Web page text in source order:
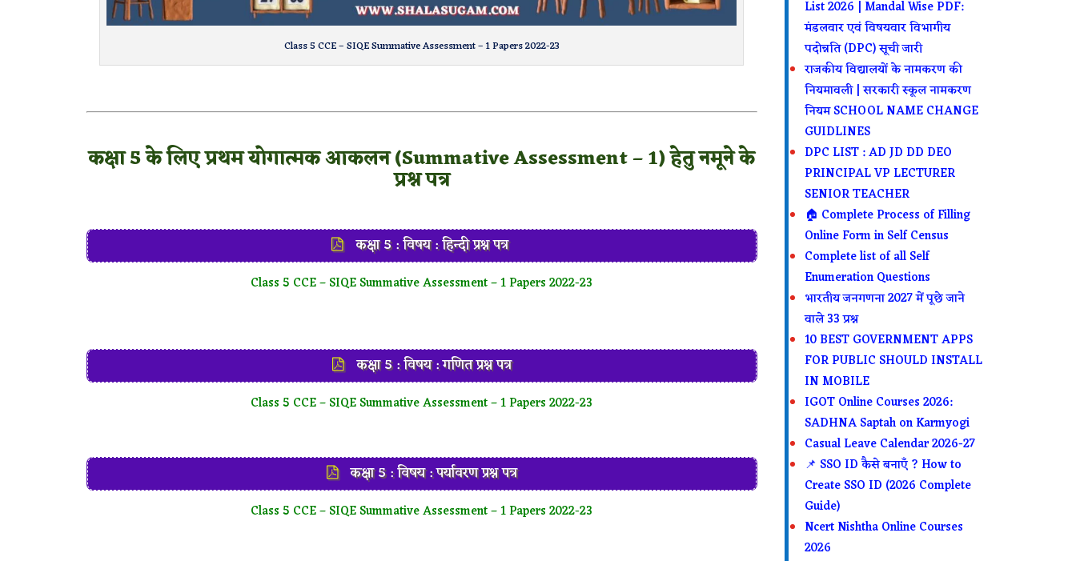
Class 5 CCE – SIQE Summative Assessment – 1 Papers 2022-23
कक्षा 5 के लिए प्रथम योगात्मक आकलन (Summative Assessment – 1) हेतु नमूने के
प्रश्न पत्र
कक्षा 5 : विषय : हिन्दी प्रश्न पत्र
Class 5 CCE – SIQE Summative Assessment – 1 Papers 2022-23
कक्षा 5 : विषय : गणित प्रश्न पत्र
Class 5 CCE – SIQE Summative Assessment – 1 Papers 2022-23
कक्षा 5 : विषय : पर्यावरण प्रश्न पत्र
Class 5 CCE – SIQE Summative Assessment – 1 Papers 2022-23
List 2026 | Mandal Wise PDF:
मंडलवार एवं विषयवार विभागीय
पदोन्नति (DPC) सूची जारी
राजकीय विद्यालयों के नामकरण की
नियमावली | सरकारी स्कूल नामकरण
नियम SCHOOL NAME CHANGE
GUIDLINES
DPC LIST : AD JD DD DEO
PRINCIPAL VP LECTURER
SENIOR TEACHER
🏠 Complete Process of Filling
Online Form in Self Census
Complete list of all Self
Enumeration Questions
भारतीय जनगणना 2027 में पूछे जाने
वाले 33 प्रश्न
10 BEST GOVERNMENT APPS
FOR PUBLIC SHOULD INSTALL
IN MOBILE
IGOT Online Courses 2026:
SADHNA Saptah on Karmyogi
Casual Leave Calendar 2026-27
📌 SSO ID कैसे बनाएँ ? How to
Create SSO ID (2026 Complete
Guide)
Ncert Nishtha Online Courses
2026